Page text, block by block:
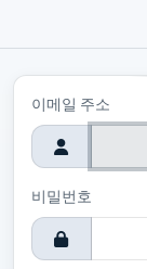
이메일 주소
비밀번호